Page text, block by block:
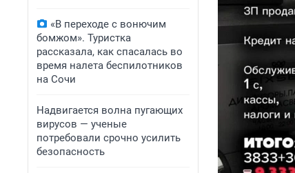
«В переходе с вонючим
бомжом». Туристка
рассказала, как спасалась во
время налета беспилотников
на Сочи
Надвигается волна пугающих
вирусов — ученые
потребовали срочно усилить
безопасность